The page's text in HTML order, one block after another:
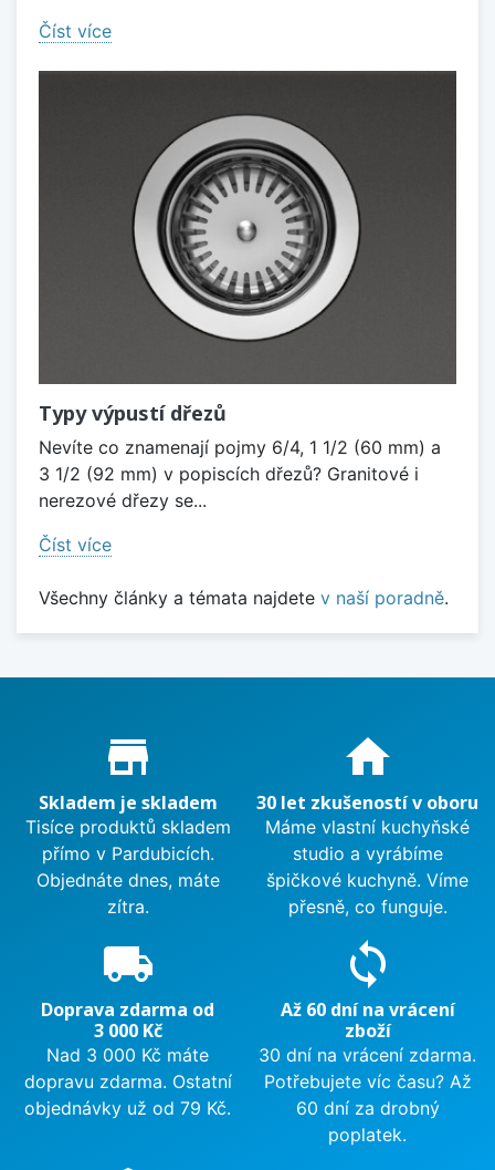
Číst více
Typy výpustí dřezů
Nevíte co znamenají pojmy 6/4, 1 1/2 (60 mm) a
3 1/2 (92 mm) v popiscích dřezů? Granitové i
nerezové dřezy se...
Číst více
Všechny články a témata najdete v naší poradně.
Proč nakupovat u nás?
store_mall_directory
Skladem je skladem
Tisíce produktů skladem
přímo v Pardubicích.
Objednáte dnes, máte
zítra.
home
30 let zkušeností v oboru
Máme vlastní kuchyňské
studio a vyrábíme
špičkové kuchyně. Víme
přesně, co funguje.
local_shipping
Doprava zdarma od
3 000 Kč
Nad 3 000 Kč máte
dopravu zdarma. Ostatní
objednávky už od 79 Kč.
sync
Až 60 dní na vrácení
zboží
30 dní na vrácení zdarma.
Potřebujete víc času? Až
60 dní za drobný
poplatek.